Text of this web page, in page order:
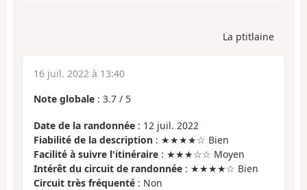
La ptitlaine
16 juil. 2022 à 13:40
Note globale : 3.7 / 5
Date de la randonnée : 12 juil. 2022
Fiabilité de la description : ★★★★☆ Bien
Facilité à suivre l'itinéraire : ★★★☆☆ Moyen
Intérêt du circuit de randonnée : ★★★★☆ Bien
Circuit très fréquenté : Non